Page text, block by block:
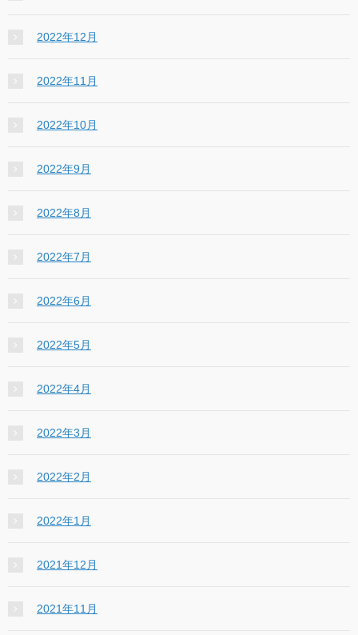
2022年12月
2022年11月
2022年10月
2022年9月
2022年8月
2022年7月
2022年6月
2022年5月
2022年4月
2022年3月
2022年2月
2022年1月
2021年12月
2021年11月